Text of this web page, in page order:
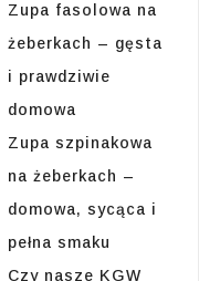
Zupa fasolowa na
żeberkach – gęsta
i prawdziwie
domowa
Zupa szpinakowa
na żeberkach –
domowa, sycąca i
pełna smaku
Czy nasze KGW